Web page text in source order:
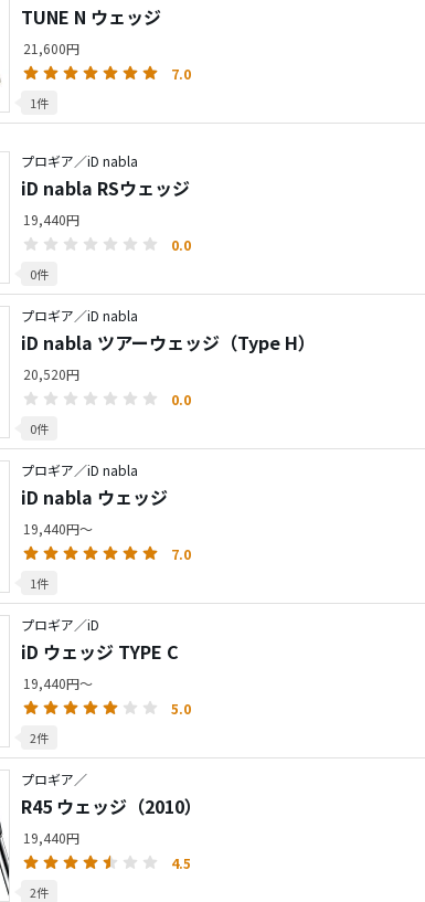
TUNE N ウェッジ
21,600円
7.0
1件
プロギア／iD nabla
iD nabla RSウェッジ
19,440円
0.0
0件
プロギア／iD nabla
iD nabla ツアーウェッジ（Type H）
20,520円
0.0
0件
プロギア／iD nabla
iD nabla ウェッジ
19,440円～
7.0
1件
プロギア／iD
iD ウェッジ TYPE C
19,440円～
5.0
2件
プロギア／
R45 ウェッジ（2010）
19,440円
4.5
2件